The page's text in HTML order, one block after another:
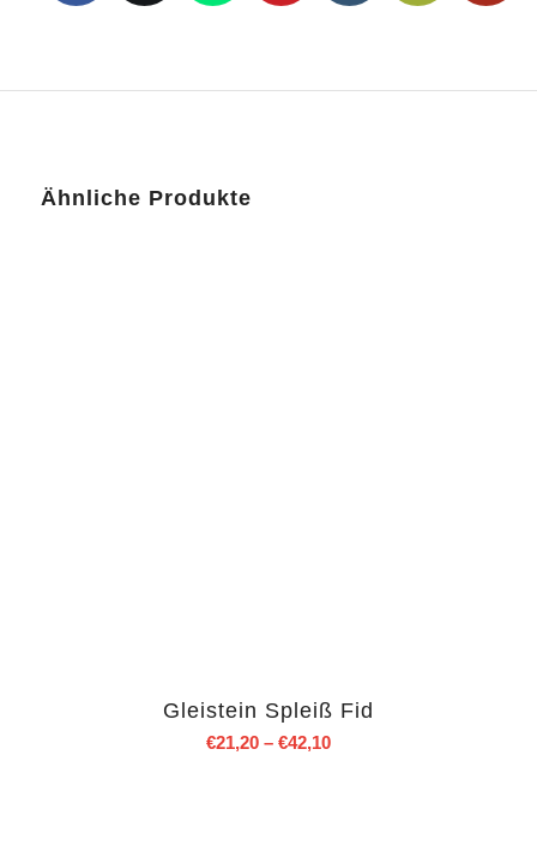
Ähnliche Produkte
Gleistein Spleiß Fid
€21,20– €42,10